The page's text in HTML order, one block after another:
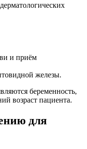
и приём
железы.
беременность,
возраст пациента.
для